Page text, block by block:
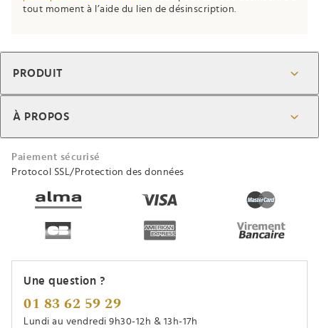
tout moment à l’aide du lien de désinscription.
PRODUIT
À PROPOS
Paiement sécurisé
Protocol SSL/Protection des données
Une question ?
01 83 62 59 29
Lundi au vendredi 9h30-12h & 13h-17h